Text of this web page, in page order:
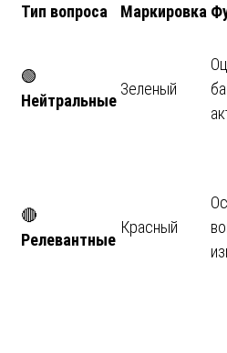
Тип вопроса Маркировка
🟢
Нейтральные
Зеленый
🔴
Релевантные
Красный